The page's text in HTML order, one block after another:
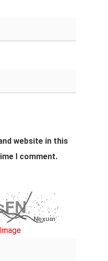
website in this
I comment.